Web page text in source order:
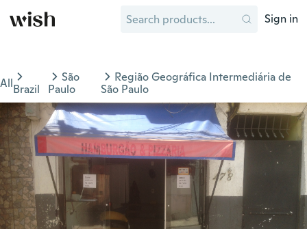
Sign in
AllBrazil
São
Paulo
Região Geográfica Intermediária de
São Paulo